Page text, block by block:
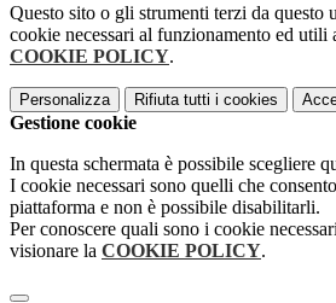
Questo sito o gli strumenti terzi da questo
cookie necessari al funzionamento ed
COOKIE POLICY.
Personalizza Rifiuta tutti i cookies
Gestione cookie
In questa schermata è possibile scegliere
I cookie necessari sono quelli che
piattaforma e non è possibile disabilitarli.
Per conoscere quali sono i cookie
visionare la COOKIE POLICY.